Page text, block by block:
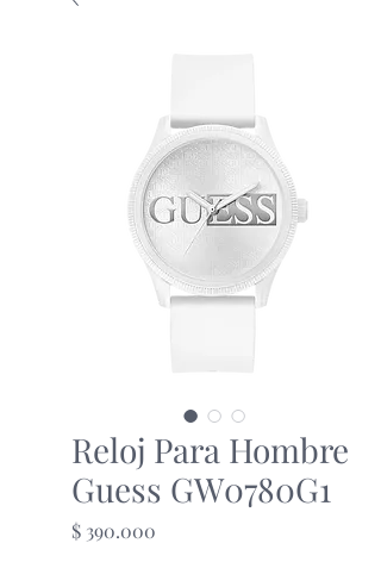
Reloj Para Hombre
Guess GW0780G1
$ 390.000